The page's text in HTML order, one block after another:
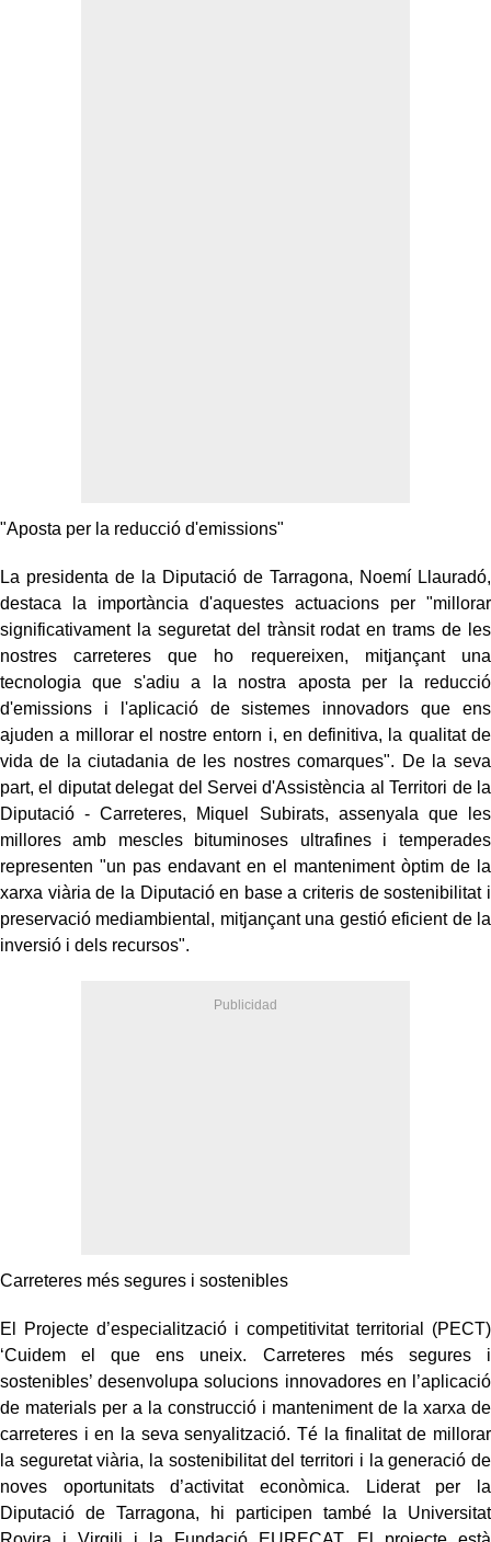
"Aposta per la reducció d'emissions"
La presidenta de la Diputació de Tarragona, Noemí Llauradó,
destaca la importància d'aquestes actuacions per "millorar
significativament la seguretat del trànsit rodat en trams de les
nostres carreteres que ho requereixen, mitjançant una
tecnologia que s'adiu a la nostra aposta per la reducció
d'emissions i l'aplicació de sistemes innovadors que ens
ajuden a millorar el nostre entorn i, en definitiva, la qualitat de
vida de la ciutadania de les nostres comarques". De la seva
part, el diputat delegat del Servei d'Assistència al Territori de la
Diputació - Carreteres, Miquel Subirats, assenyala que les
millores amb mescles bituminoses ultrafines i temperades
representen "un pas endavant en el manteniment òptim de la
xarxa viària de la Diputació en base a criteris de sostenibilitat i
preservació mediambiental, mitjançant una gestió eficient de la
inversió i dels recursos".
Carreteres més segures i sostenibles
El Projecte d’especialització i competitivitat territorial (PECT)
‘Cuidem el que ens uneix. Carreteres més segures i
sostenibles’ desenvolupa solucions innovadores en l’aplicació
de materials per a la construcció i manteniment de la xarxa de
carreteres i en la seva senyalització. Té la finalitat de millorar
la seguretat viària, la sostenibilitat del territori i la generació de
noves oportunitats d’activitat econòmica. Liderat per la
Diputació de Tarragona, hi participen també la Universitat